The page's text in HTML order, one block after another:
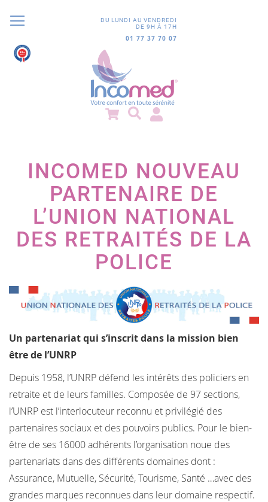
DU LUNDI AU VENDREDI
DE 9H À 17H
01 77 37 70 07
INCOMED NOUVEAU
PARTENAIRE DE
L’UNION NATIONAL
DES RETRAITÉS DE LA
POLICE
Un partenariat qui s’inscrit dans la mission bien
être de l’UNRP
Depuis 1958, l’UNRP défend les intérêts des policiers en
retraite et de leurs familles. Composée de 97 sections,
l’UNRP est l’interlocuteur reconnu et privilégié des
partenaires sociaux et des pouvoirs publics. Pour le bien-
être de ses 16000 adhérents l’organisation noue des
partenariats dans des différents domaines dont :
Assurance, Mutuelle, Sécurité, Tourisme, Santé …avec des
grandes marques reconnues dans leur domaine respectif.
9.8/10
852 avis